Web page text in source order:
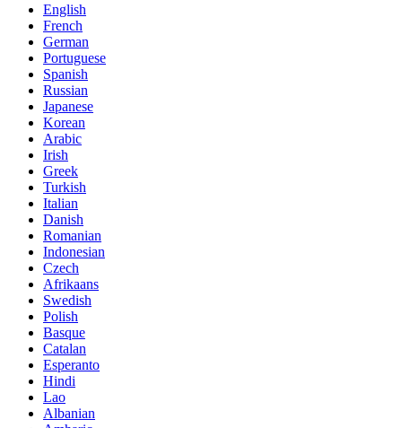
English
French
German
Portuguese
Spanish
Russian
Japanese
Korean
Arabic
Irish
Greek
Turkish
Italian
Danish
Romanian
Indonesian
Czech
Afrikaans
Swedish
Polish
Basque
Catalan
Esperanto
Hindi
Lao
Albanian